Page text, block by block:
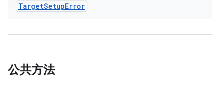
TargetSetupError
公共方法